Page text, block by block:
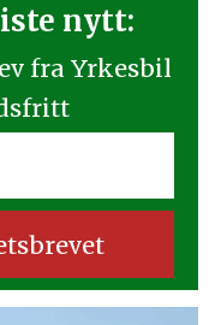
nytt:
fra Yrkesbil